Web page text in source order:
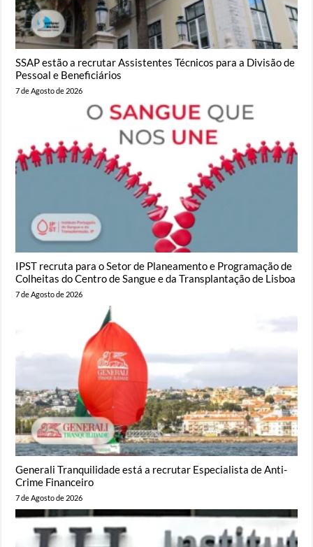
SSAP estão a recrutar Assistentes Técnicos para a Divisão de
Pessoal e Beneficiários
7 de Agosto de 2026
IPST recruta para o Setor de Planeamento e Programação de
Colheitas do Centro de Sangue e da Transplantação de Lisboa
7 de Agosto de 2026
Generali Tranquilidade está a recrutar Especialista de Anti-
Crime Financeiro
7 de Agosto de 2026